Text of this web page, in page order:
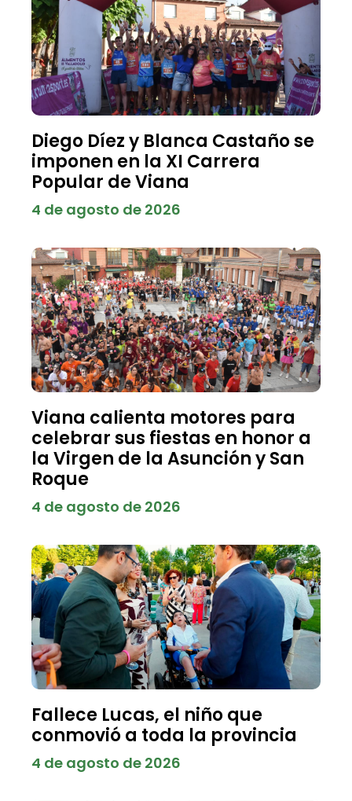
Diego Díez y Blanca Castaño se
imponen en la XI Carrera
Popular de Viana
4 de agosto de 2026
Viana calienta motores para
celebrar sus fiestas en honor a
la Virgen de la Asunción y San
Roque
4 de agosto de 2026
Fallece Lucas, el niño que
conmovió a toda la provincia
4 de agosto de 2026